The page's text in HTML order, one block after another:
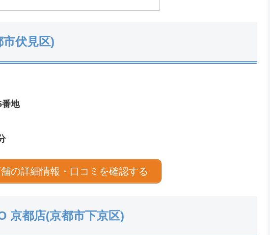
伏見区)
地
舗の詳細情報・口コミを確認する
京都店(京都市下京区)